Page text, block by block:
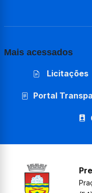
Mais acessados
Licitações
Portal